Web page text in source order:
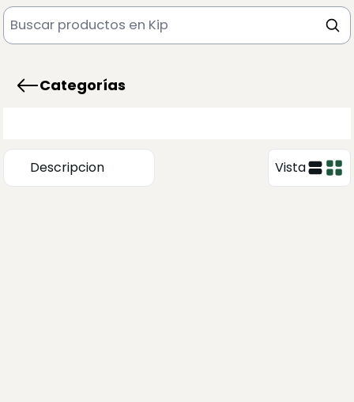
Categorías
Descripcion Vista